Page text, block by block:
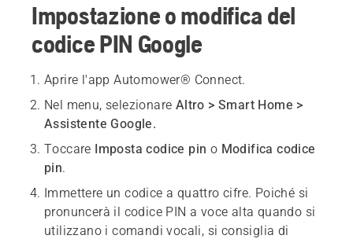
Impostazione o modifica del
codice PIN Google
Aprire l'app Automower® Connect.
Nel menu, selezionare Altro > Smart Home >
Assistente Google.
Toccare Imposta codice pin o Modifica codice
pin.
Immettere un codice a quattro cifre. Poiché si
pronuncerà il codice PIN a voce alta quando si
utilizzano i comandi vocali, si consiglia di